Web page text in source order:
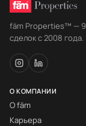
fäm Properties™ —
сделок с 2008 года.
О КОМПАНИИ
О fäm
Карьера